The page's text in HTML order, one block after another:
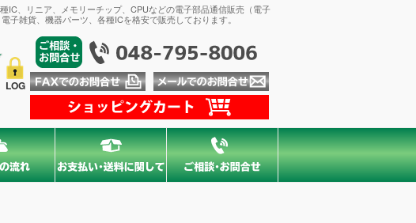
IC、リニア、メモリーチップ、CPUなどの電子部品通信販売（電子
雑貨、機器パーツ、各種ICを格安で販売しております。
LOG